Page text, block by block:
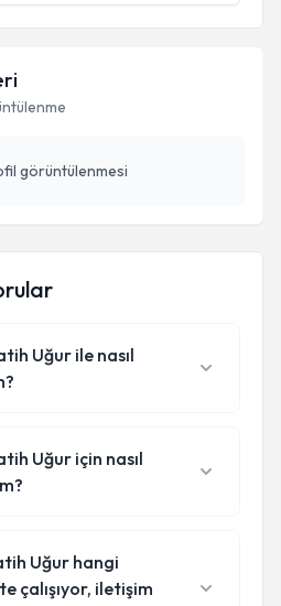
görüntülenmesi
Uğur ile nasıl
Uğur için nasıl
Uğur hangi
çalışıyor, iletişim